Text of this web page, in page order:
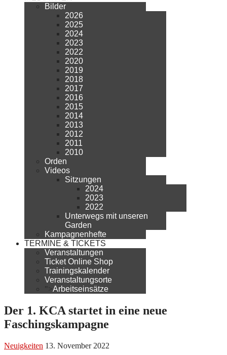
Bilder
2026
2025
2024
2023
2022
2020
2019
2018
2017
2016
2015
2014
2013
2012
2011
2010
Orden
Videos
Sitzungen
2024
2023
2022
Unterwegs mit unseren
Garden
Kampagnenhefte
TERMINE & TICKETS
Veranstaltungen
Ticket Online Shop
Trainingskalender
Veranstaltungsorte
">Arbeitseinsätze
Der 1. KCA startet in eine neue
Faschingskampagne
Neuigkeiten 13. November 2022